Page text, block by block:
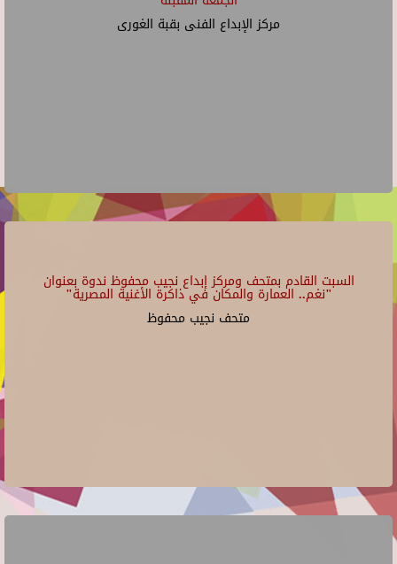
مركز الإبداع الفنى بقبة الغورى
السبت القادم بمتحف ومركز إبداع نجيب محفوظ ندوة بعنوان
"نغم.. العمارة والمكان في ذاكرة الأغنية المصرية"
متحف نجيب محفوظ